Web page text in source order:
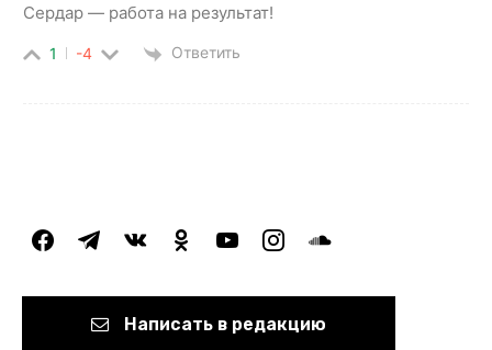
Сердар — работа на результат!
1 -4 Ответить
facebooktelegramvkontakteodnoklassniki
youtubeinstagramsoundcloud
Написать в редакцию